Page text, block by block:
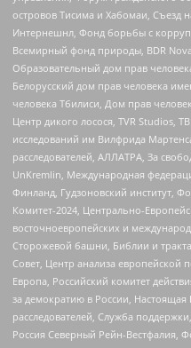
островов Тисима и Хабомаи, Съезд
Интернешнл, Фонд борьбы с
Всемирный фонд природы, BDR
Образовательный дом прав
Белорусский дом прав человека
человека Тбилиси, Дом прав
Центр дикого лосося, TVR Studios,
исследований им Вилфрида
расследователей, АЛЛАТРА, За
UnKremlin, Международная
Финланд, Гудзоновский институт,
Комитет-2024, Центрально-
восточноевропейских и
Сторожевой башни, Библии и
Совет, Центр анализа европейской
Европа, Российский комитет
за демократию в России, Настоящая
расследователей, Служба
Россия Северный Рейн-Вестфалия,